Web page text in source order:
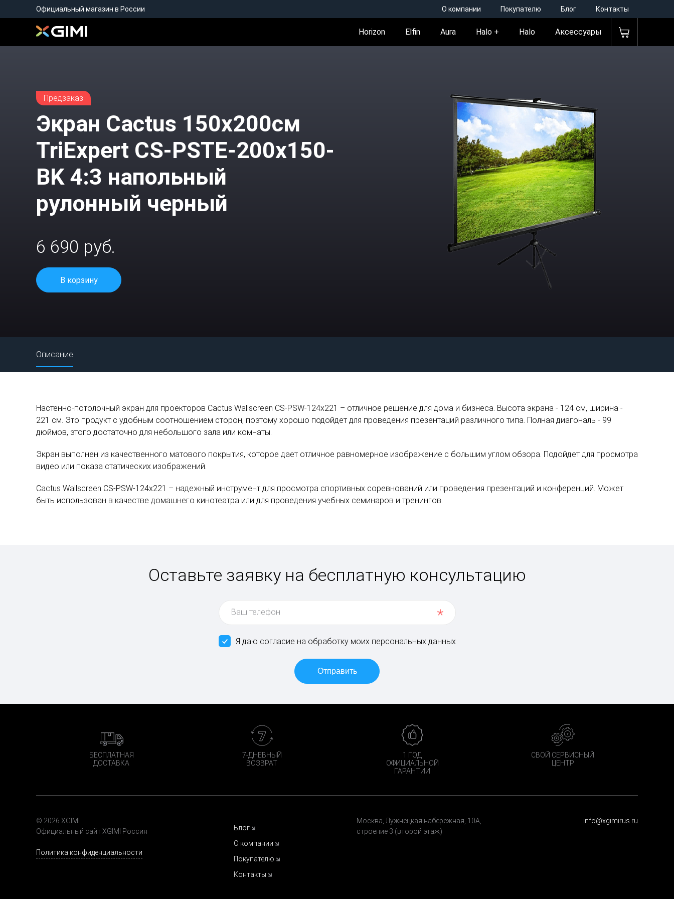
Официальный магазин в России О компании Покупателю Блог Контакты
Horizon Elfin Aura Halo + Halo Аксессуары
Предзаказ
Экран Cactus 150x200см
TriExpert CS-PSTE-200x150-
BK 4:3 напольный
рулонный черный
6 690 руб.
В корзину
Описание
Настенно-потолочный экран для проекторов Cactus Wallscreen CS-PSW-124x221 – отличное решение для дома и бизнеса. Высота экрана - 124 см, ширина -
221 см. Это продукт с удобным соотношением сторон, поэтому хорошо подойдет для проведения презентаций различного типа. Полная диагональ - 99
дюймов, этого достаточно для небольшого зала или комнаты.
Экран выполнен из качественного матового покрытия, которое дает отличное равномерное изображение с большим углом обзора. Подойдет для просмотра
видео или показа статических изображений.
Cactus Wallscreen CS-PSW-124x221 – надежный инструмент для просмотра спортивных соревнований или проведения презентаций и конференций. Может
быть использован в качестве домашнего кинотеатра или для проведения учебных семинаров и тренингов.
Оставьте заявку на бесплатную консультацию
Ваш телефон
Я даю согласие на обработку моих персональных данных
БЕСПЛАТНАЯ
ДОСТАВКА
7-ДНЕВНЫЙ
ВОЗВРАТ
1 ГОД
ОФИЦИАЛЬНОЙ
ГАРАНТИИ
СВОЙ СЕРВИСНЫЙ
ЦЕНТР
© 2026 XGIMI
Официальный сайт XGIMI Россия
Политика конфиденциальности
Блог
О компании
Покупателю
Контакты
Москва, Лужнецкая набережная, 10А,
строение 3 (второй этаж)
info@xgimirus.ru